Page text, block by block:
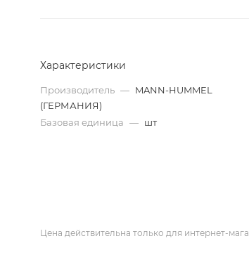
Характеристики
Производитель — MANN-HUMMEL
(ГЕРМАНИЯ)
Базовая единица — шт
Цена действительна только для интернет-